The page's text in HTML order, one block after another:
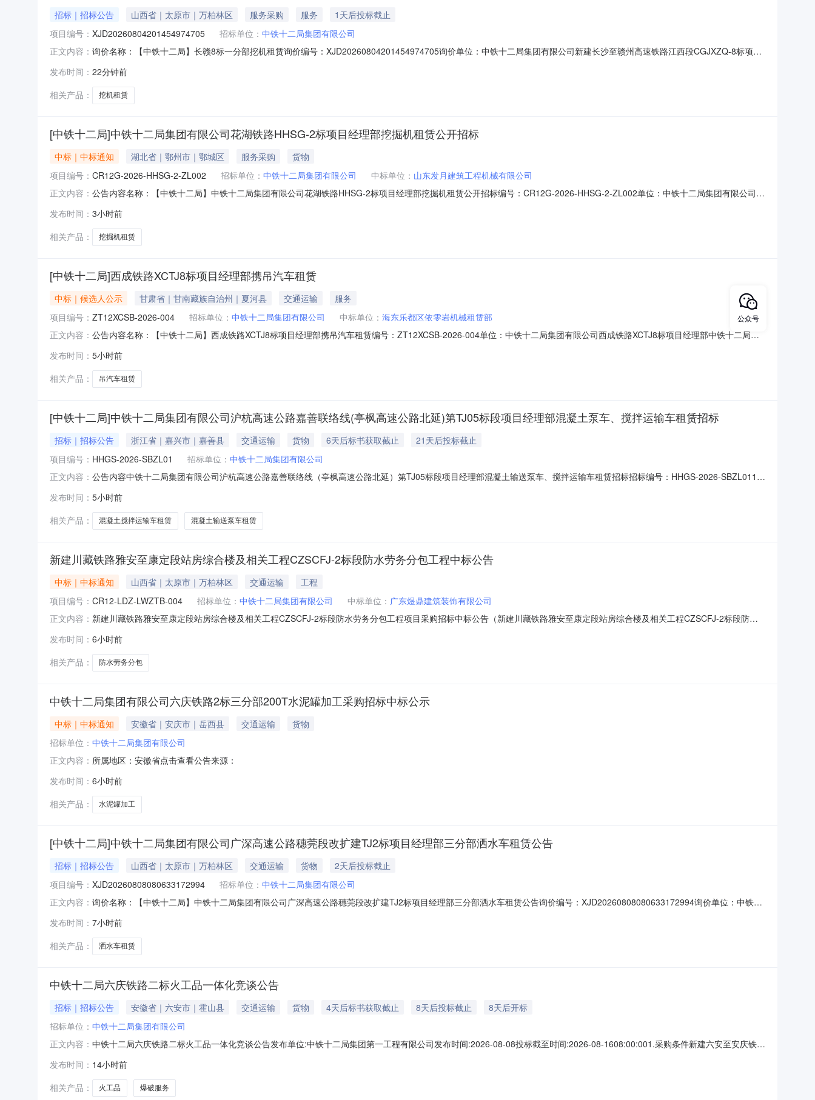
招标｜招标公告 山西省｜太原市｜万柏林区 服务采购 服务
1天后投标截止
项目编号： XJD20260804201454974705 招标单位： 中铁十二局集团有限公司
正文内容： 询价名称：【中铁十二局】长赣8标一分部挖机租赁询价编号：XJD20260804201454974705询价单位：中铁十二局集团有限公司新建长沙至赣州高速铁路江西段CGJXZQ-8标项目
发布时间： 22分钟前
相关产品：
挖机租赁
[中铁十二局]中铁十二局集团有限公司花湖铁路HHSG-2标项目经理部挖掘机租赁公开招标
中标｜中标通知 湖北省｜鄂州市｜鄂城区 服务采购
货物
项目编号： CR12G-2026-HHSG-2-ZL002 招标单位： 中铁十二局集团有限公司 中标单位： 山东发月建筑工程机械有限公司
正文内容： 公告内容名称：【中铁十二局】中铁十二局集团有限公司花湖铁路HHSG-2标项目经理部挖掘机租赁公开招标编号：CR12G-2026-HHSG-2-ZL002单位：中铁十二局集团有限公司花
在会议室召开了挖掘机租赁招标评标会议。现将会议内容纪要如下：一、招标标的物本次招标标的物为履带式挖掘机，租赁方式为月租。二、投标厂家及报价本次参与投标的厂家共
有四
发布时间： 3小时前
相关产品：
挖掘机租赁
[中铁十二局]西成铁路XCTJ8标项目经理部携吊汽车租赁
中标｜候选人公示 甘肃省｜甘南藏族自治州｜夏河县 交通运输
服务
项目编号： ZT12XCSB-2026-004 招标单位： 中铁十二局集团有限公司 中标单位： 海东乐都区依雯岩机械租赁部
正文内容： 公告内容名称：【中铁十二局】西成铁路XCTJ8标项目经理部携吊汽车租赁编号：ZT12XCSB-2026-004单位：中铁十二局集团有限公司西成铁路XCTJ8标项目经理部中铁十二局集
招标、评标工作已经结束(招标编号:ZT12XCSB-2026-004)，评标委员会根据相关法律、法规的规定和竞谈文件载明的评标办法完成了评标工作，现将评标结果
发布时间： 5小时前
相关产品：
吊汽车租赁
[中铁十二局]中铁十二局集团有限公司沪杭高速公路嘉善联络线(亭枫高速公路北延)第TJ05标段项目经理部混凝土泵车、搅拌运输车租赁招标
招标｜招标公告 浙江省｜嘉兴市｜嘉善县 交通运输 货物 6天后标书获取截止
21天后投标截止
项目编号： HHGS-2026-SBZL01 招标单位： 中铁十二局集团有限公司
正文内容： 公告内容中铁十二局集团有限公司沪杭高速公路嘉善联络线（亭枫高速公路北延）第TJ05标段项目经理部混凝土输送泵车、搅拌运输车租赁招标招标编号：HHGS-2026-SBZL011.
实，已具备招标条件。本项目招标人为中铁十二局集团有限公司沪杭高速公路嘉善联络线（亭枫高速公路北延）第TJ05标段项目经理部，现对招标人所需混凝土输送泵车、搅拌运输
车租赁进行公开招标。2
发布时间： 5小时前
相关产品：
混凝土搅拌运输车租赁 混凝土输送泵车租赁
新建川藏铁路雅安至康定段站房综合楼及相关工程CZSCFJ-2标段防水劳务分包工程中标公告
中标｜中标通知 山西省｜太原市｜万柏林区 交通运输
工程
项目编号： CR12-LDZ-LWZTB-004 招标单位： 中铁十二局集团有限公司 中标单位： 广东煜鼎建筑装饰有限公司
正文内容： 新建川藏铁路雅安至康定段站房综合楼及相关工程CZSCFJ-2标段防水劳务分包工程项目采购招标中标公告（新建川藏铁路雅安至康定段站房综合楼及相关工程CZSCFJ-2标段防水
LWZTB-004新建川藏铁路雅安至康定段站房综合楼及相关工程CZSCFJ-2标段防水劳务分包工程广东煜鼎建筑装饰有限公司不公开
发布时间： 6小时前
相关产品：
防水劳务分包
中铁十二局集团有限公司六庆铁路2标三分部200T水泥罐加工采购招标中标公示
中标｜中标通知 安徽省｜安庆市｜岳西县 交通运输
货物
招标单位： 中铁十二局集团有限公司
正文内容： 所属地区：安徽省点击查看公告来源：
发布时间： 6小时前
相关产品：
水泥罐加工
[中铁十二局]中铁十二局集团有限公司广深高速公路穗莞段改扩建TJ2标项目经理部三分部洒水车租赁公告
招标｜招标公告 山西省｜太原市｜万柏林区 交通运输 货物
2天后投标截止
项目编号： XJD20260808080633172994 招标单位： 中铁十二局集团有限公司
正文内容： 询价名称：【中铁十二局】中铁十二局集团有限公司广深高速公路穗莞段改扩建TJ2标项目经理部三分部洒水车租赁公告询价编号：XJD20260808080633172994询价单位：中铁十
发布时间： 7小时前
相关产品：
洒水车租赁
中铁十二局六庆铁路二标火工品一体化竞谈公告
招标｜招标公告 安徽省｜六安市｜霍山县 交通运输 货物 4天后标书获取截止 8天后投标截止
8天后开标
招标单位： 中铁十二局集团有限公司
正文内容： 中铁十二局六庆铁路二标火工品一体化竞谈公告发布单位:中铁十二局集团第一工程有限公司发布时间:2026-08-08投标截至时间:2026-08-1608:00:001.采购条件新建六安至安庆铁路
412号文件批准建设。项目建设单位为安徽省皖江城际六庆铁路股份有限公司，代建单位为中国铁路上海局集团有限公司合肥铁路枢纽工程建设指挥部，建
发布时间： 14小时前
相关产品：
火工品 爆破服务
公众号